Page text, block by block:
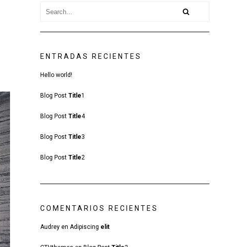
ENTRADAS RECIENTES
Hello world!
Blog Post Title1
Blog Post Title4
Blog Post Title3
Blog Post Title2
COMENTARIOS RECIENTES
Audreyen Adipiscing elit